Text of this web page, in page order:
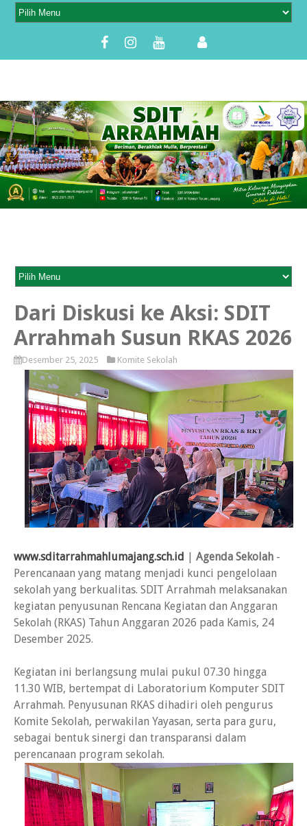
Dari Diskusi ke Aksi: SDIT
Arrahmah Susun RKAS 2026
Desember 25, 2025 Komite Sekolah
www.sditarrahmahlumajang.sch.id | Agenda Sekolah -
Perencanaan yang matang menjadi kunci pengelolaan
sekolah yang berkualitas. SDIT Arrahmah melaksanakan
kegiatan penyusunan Rencana Kegiatan dan Anggaran
Sekolah (RKAS) Tahun Anggaran 2026 pada Kamis, 24
Desember 2025.
Kegiatan ini berlangsung mulai pukul 07.30 hingga
11.30 WIB, bertempat di Laboratorium Komputer SDIT
Arrahmah. Penyusunan RKAS dihadiri oleh pengurus
Komite Sekolah, perwakilan Yayasan, serta para guru,
sebagai bentuk sinergi dan transparansi dalam
perencanaan program sekolah.